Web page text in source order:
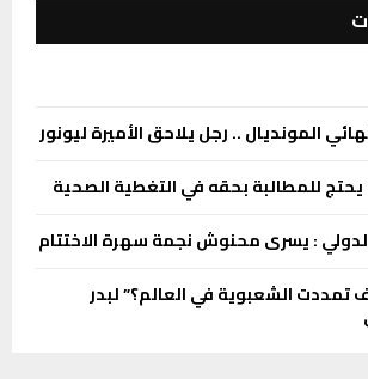
المونديال .. رجل يلاحق الأميرة ليونور
يحتج للمطالبة بحقه في التغطية الصحية
الدولي : يسرى محنوش نجمة سهرة الاختتام
الشعبوية في العالم؟” لبدر